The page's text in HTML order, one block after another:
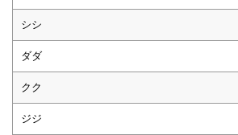
シシ
ダダ
クク
ジジ